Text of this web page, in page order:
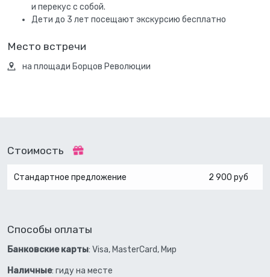
и перекус с собой.
Дети до 3 лет посещают экскурсию бесплатно
Место встречи
на площади Борцов Революции
Стоимость
Стандартное предложение 2 900 руб
Способы оплаты
Банковские карты: Visa, MasterCard, Мир
Наличные: гиду на месте